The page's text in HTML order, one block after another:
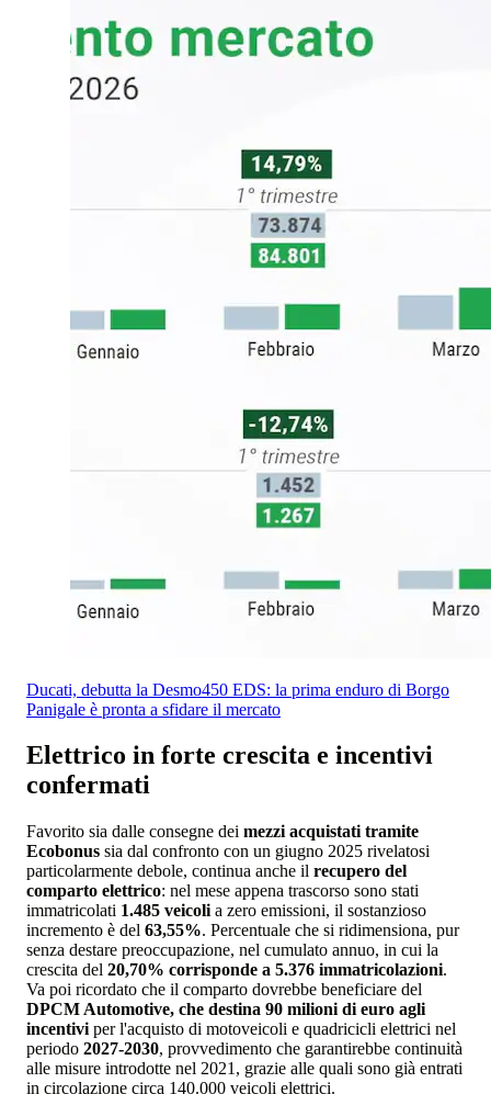
Ducati, debutta la Desmo450 EDS: la prima enduro di Borgo
Panigale è pronta a sfidare il mercato
Elettrico in forte crescita e incentivi
confermati
Favorito sia dalle consegne dei mezzi acquistati tramite
Ecobonus sia dal confronto con un giugno 2025 rivelatosi
particolarmente debole, continua anche il recupero del
comparto elettrico: nel mese appena trascorso sono stati
immatricolati 1.485 veicoli a zero emissioni, il sostanzioso
incremento è del 63,55%. Percentuale che si ridimensiona, pur
senza destare preoccupazione, nel cumulato annuo, in cui la
crescita del 20,70% corrisponde a 5.376 immatricolazioni.
Va poi ricordato che il comparto dovrebbe beneficiare del
DPCM Automotive, che destina 90 milioni di euro agli
incentivi per l'acquisto di motoveicoli e quadricicli elettrici nel
periodo 2027-2030, provvedimento che garantirebbe continuità
alle misure introdotte nel 2021, grazie alle quali sono già entrati
in circolazione circa 140.000 veicoli elettrici.